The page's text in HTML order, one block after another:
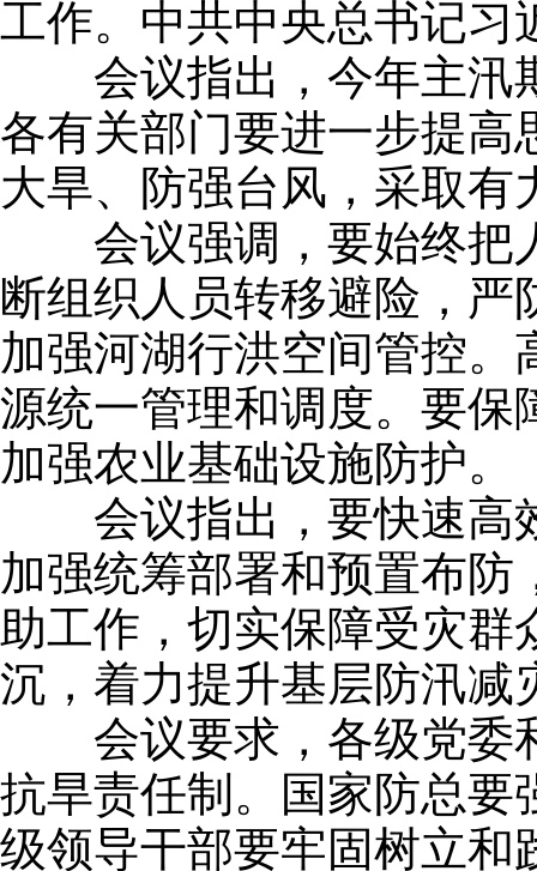
工作。中共中央总书记习
会议指出，今年主汛期
各有关部门要进一步提
大旱、防强台风，采取
会议强调，要始终把人
断组织人员转移避险，
加强河湖行洪空间管控
源统一管理和调度。要保
加强农业基础设施防护。
会议指出，要快速高效
加强统筹部署和预置布
助工作，切实保障受灾群
沉，着力提升基层防汛减
会议要求，各级党委和
抗旱责任制。国家防总要
级领导干部要牢固树立和